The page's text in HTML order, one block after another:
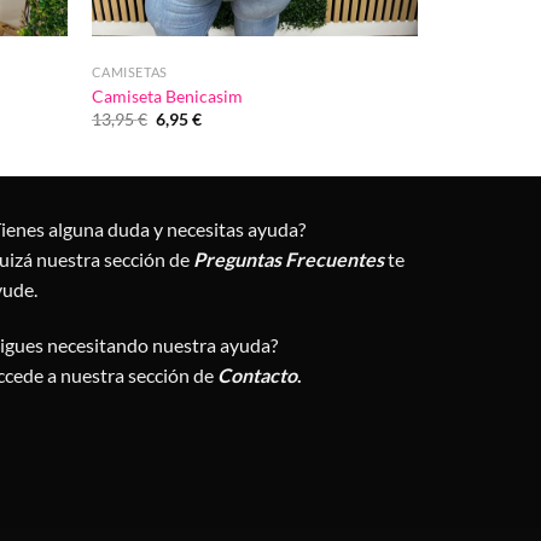
CAMISETAS
Camiseta Benicasim
13,95€ El
precio
6,95€El
alguna duda y necesitas ayuda?
nuestra sección de Preguntas Frecuenteste
necesitando nuestra ayuda?
a nuestra sección de Contacto.